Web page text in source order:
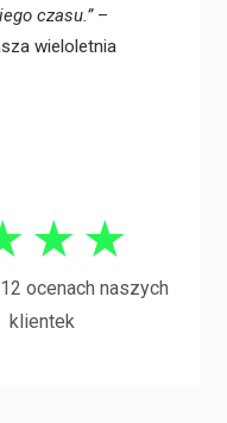
czasu.”–
wieloletnia
★ ★
ocenach naszych
klientek